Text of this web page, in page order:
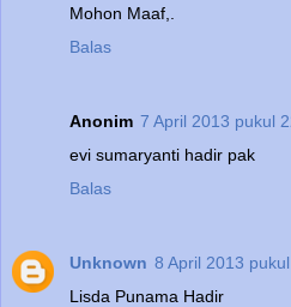
Mohon Maaf,.
Balas
Anonim 7 April 2013 pukul
evi sumaryanti hadir pak
Balas
Unknown 8 April 2013
Lisda Punama Hadir